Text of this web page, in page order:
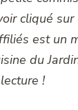
cliqué
est un
du
!